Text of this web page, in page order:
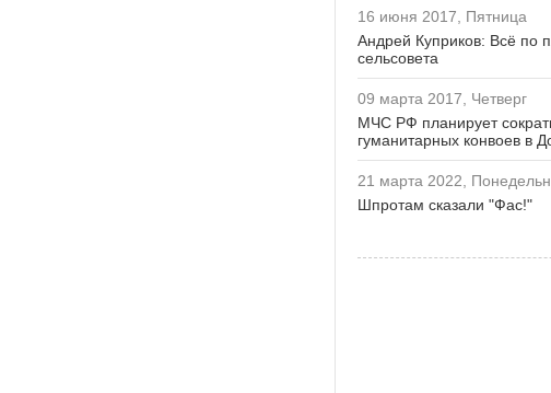
16 июня 2017, Пятница
Андрей Куприков: Всё по
сельсовета
09 марта 2017, Четверг
МЧС РФ планирует
гуманитарных конвоев в
21 марта 2022,
Шпротам сказали "Фас!"